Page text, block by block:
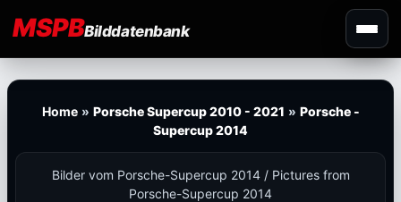
MSPBBilddatenbank
Home » Porsche Supercup 2010 - 2021 » Porsche -
Supercup 2014
Bilder vom Porsche-Supercup 2014 / Pictures from
Porsche-Supercup 2014